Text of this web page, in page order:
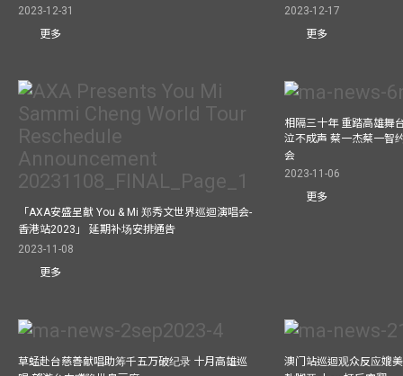
2023-12-31
更多
2023-12-17
更多
「AXA安盛呈献 You & Mi 郑秀文世界巡迴演唱会-
香港站2023」 延期补场安排通告
2023-11-08
更多
相隔三十年 重踏高雄舞
泣不成声 蔡一杰蔡一智
会
2023-11-06
更多
草蜢赴台慈善献唱助筹千五万破纪录 十月高雄巡
澳门站巡迴观众反应媲